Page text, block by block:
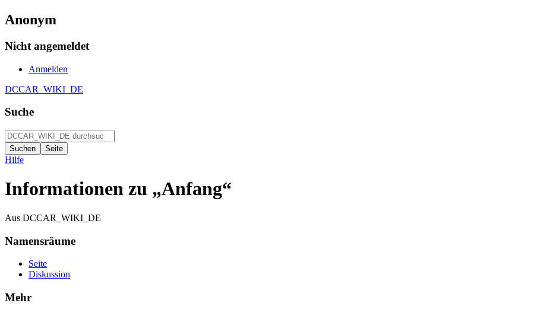
Anonym
Nicht angemeldet
Anmelden
DCCAR_WIKI_DE
Suche
Hilfe
Informationen zu „Anfang“
Aus DCCAR_WIKI_DE
Namensräume
Seite
Diskussion
Mehr